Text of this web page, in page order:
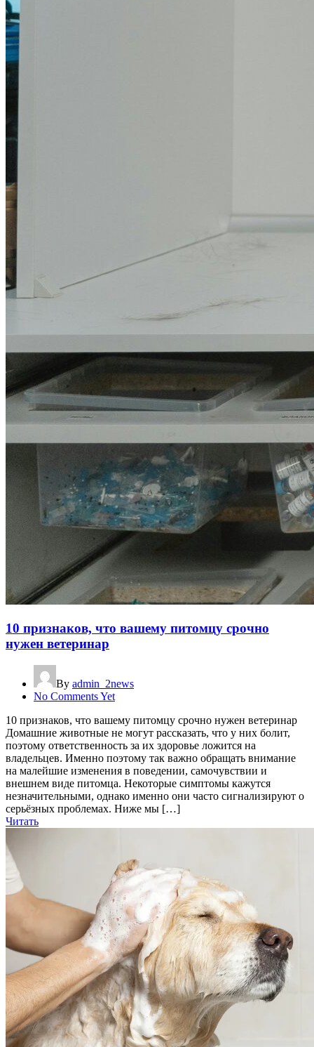
10 признаков, что вашему питомцу срочно
нужен ветеринар
By admin_2news
No Comments Yet
10 признаков, что вашему питомцу срочно нужен ветеринар
Домашние животные не могут рассказать, что у них болит,
поэтому ответственность за их здоровье ложится на
владельцев. Именно поэтому так важно обращать внимание
на малейшие изменения в поведении, самочувствии и
внешнем виде питомца. Некоторые симптомы кажутся
незначительными, однако именно они часто сигнализируют о
серьёзных проблемах. Ниже мы […]
Читать